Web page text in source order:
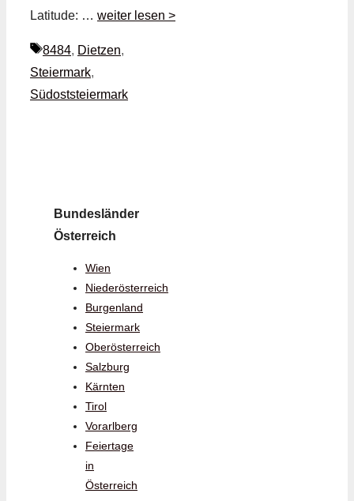
Latitude: … weiter lesen >
Schlagwörter
8484, Dietzen,
Steiermark,
Südoststeiermark
Bundesländer
Österreich
Wien
Niederösterreich
Burgenland
Steiermark
Oberösterreich
Salzburg
Kärnten
Tirol
Vorarlberg
Feiertage
in
Österreich